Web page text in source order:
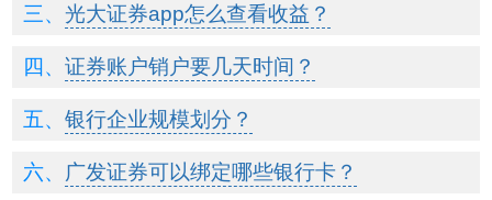
光大证券app怎么查看收益？
证券账户销户要几天时间？
银行企业规模划分？
广发证券可以绑定哪些银行卡？